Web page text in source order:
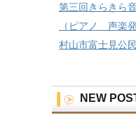
第三回きらきら
（ピアノ 声楽
村山市富士見公
NEW